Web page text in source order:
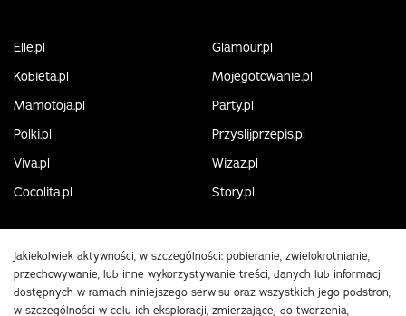
Elle.pl
Glamour.pl
Kobieta.pl
Mojegotowanie.pl
Mamotoja.pl
Party.pl
Polki.pl
Przyslijprzepis.pl
Viva.pl
Wizaz.pl
Cocolita.pl
Story.pl
Jakiekolwiek aktywności, w szczególności: pobieranie, zwielokrotnianie,
przechowywanie, lub inne wykorzystywanie treści, danych lub informacji
dostępnych w ramach niniejszego serwisu oraz wszystkich jego podstron,
w szczególności w celu ich eksploracji, zmierzającej do tworzenia,